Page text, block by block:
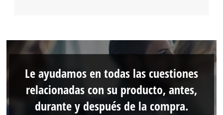
Le ayudamos en todas las cuestiones
relacionadas con su producto, antes,
durante y después de la compra.